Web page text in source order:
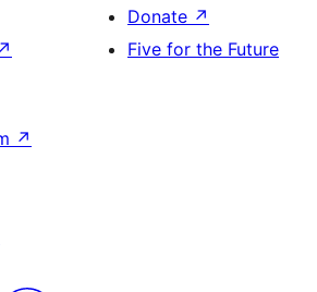
↗
Donate ↗
Five for the Future
↗